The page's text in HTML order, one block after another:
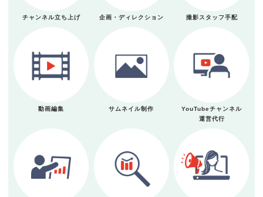
チャンネル立ち上げ 企画・ディレクション 撮影スタッフ手配
動画編集 サムネイル制作
YouTubeチャンネル
運営代行